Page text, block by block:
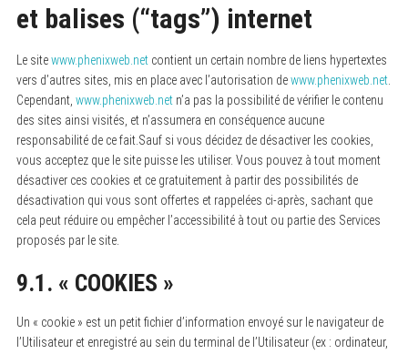
et balises (“tags”) internet
Le sitewww.phenixweb.netcontient un certain nombre de liens hypertextes
vers d’autres sites, mis en place avec l’autorisation dewww.phenixweb.net.
Cependant, www.phenixweb.netn’a pas la possibilité de vérifier le contenu
des sites ainsi visités, et n’assumera en conséquence aucune
responsabilité de ce fait.Sauf si vous décidez de désactiver les cookies,
vous acceptez que le site puisse les utiliser. Vous pouvez à tout moment
désactiver ces cookies et ce gratuitement à partir des possibilités de
désactivation qui vous sont offertes et rappelées ci-après, sachant que
cela peut réduire ou empêcher l’accessibilité à tout ou partie des Services
proposés par le site.
9.1. « COOKIES »
Un « cookie » est un petit fichier d’information envoyé sur le navigateur de
l’Utilisateur et enregistré au sein du terminal de l’Utilisateur (ex : ordinateur,